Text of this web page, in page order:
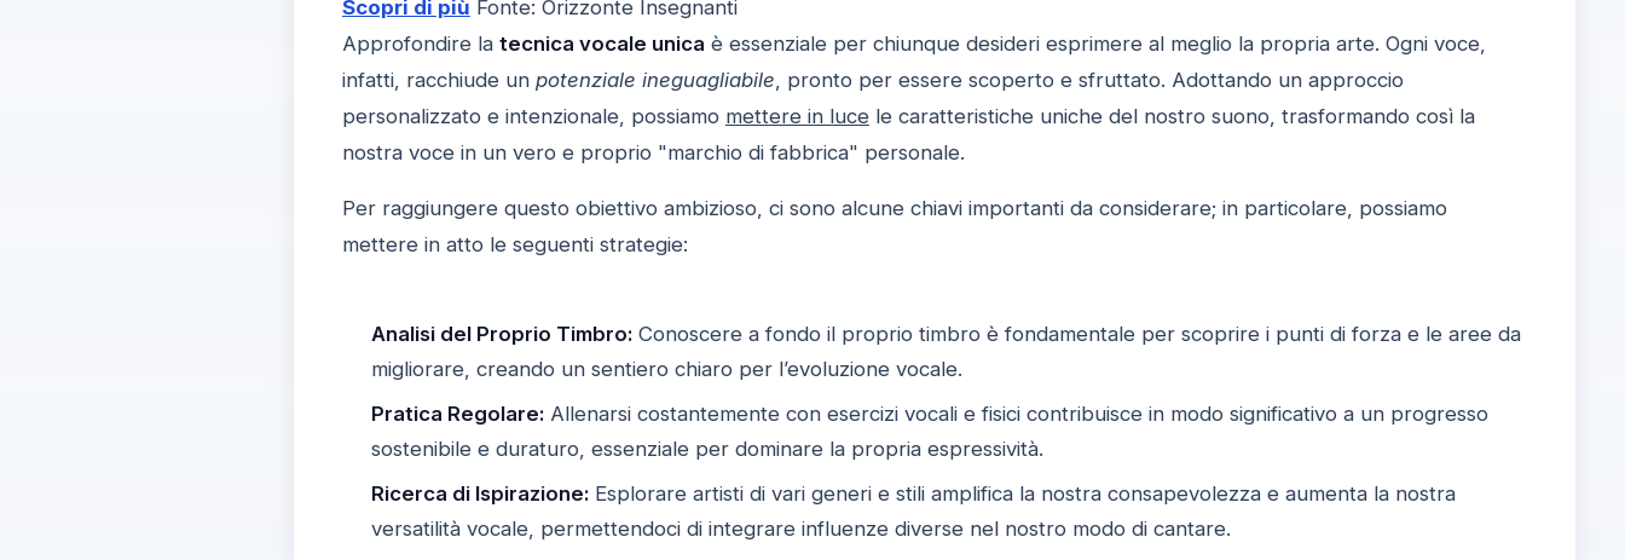
Scopri di più Fonte: Orizzonte Insegnanti
Approfondire la tecnica vocale unica è essenziale per chiunque desideri esprimere al meglio la propria arte. Ogni voce,
infatti, racchiude un potenziale ineguagliabile, pronto per essere scoperto e sfruttato. Adottando un approccio
personalizzato e intenzionale, possiamo mettere in lucele caratteristiche uniche del nostro suono, trasformando così la
nostra voce in un vero e proprio "marchio di fabbrica" personale.
Per raggiungere questo obiettivo ambizioso, ci sono alcune chiavi importanti da considerare; in particolare, possiamo
mettere in atto le seguenti strategie:
Analisi del Proprio Timbro:Conoscere a fondo il proprio timbro è fondamentale per scoprire i punti di forza e le aree da
migliorare, creando un sentiero chiaro per l’evoluzione vocale.
Pratica Regolare:Allenarsi costantemente con esercizi vocali e fisici contribuisce in modo significativo a un progresso
sostenibile e duraturo, essenziale per dominare la propria espressività.
Ricerca di Ispirazione:Esplorare artisti di vari generi e stili amplifica la nostra consapevolezza e aumenta la nostra
versatilità vocale, permettendoci di integrare influenze diverse nel nostro modo di cantare.